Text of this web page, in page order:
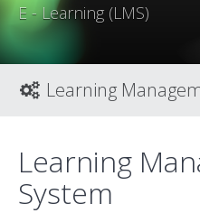
E - Learning (LMS)
Learning
Learning
System